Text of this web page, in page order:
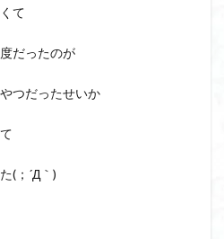
て
だったのが
つだったせいか
(；´Д｀)